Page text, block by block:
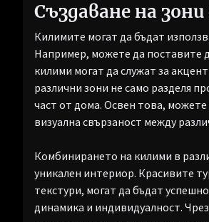
Създаване на
Килимите могат да бъдат
Например, можете да поставите
килими могат да служат за
различни зони не само разделя
част от дома. Освен това,
визуална свързаност между
Комбинирането на килими в
уникален интериор. Красивите
текстури, могат да бъдат
динамика и индивидуалност.